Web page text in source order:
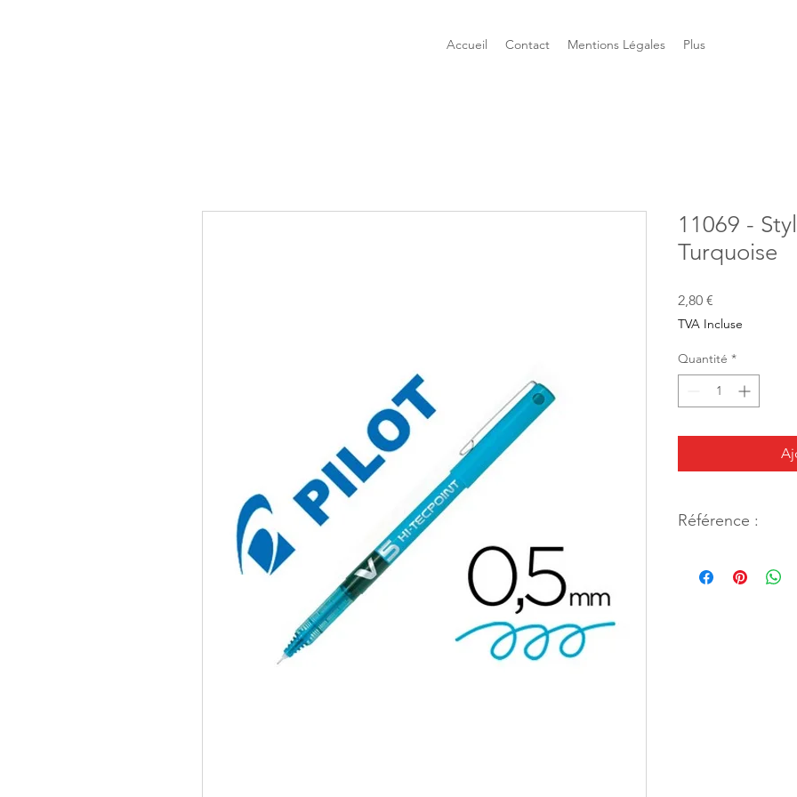
Accueil Contact Mentions Légales Plus
11069 -
Turquoise
2,80 €
TVA Incluse
Quantité *
Référence :